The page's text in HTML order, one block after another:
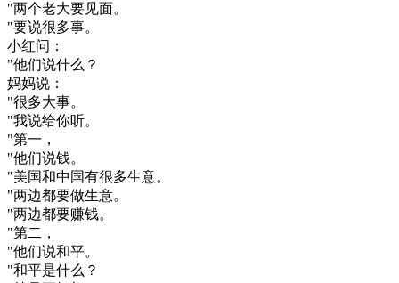
"两个老大要见面。
"要说很多事。
小红问 ：
"他们说什么 ？
妈妈说 ：
"很多大事。
"我说给你听。
"第一 ，
"他们说钱。
"美国和中国有很多生意。
"两边都要做生意。
"两边都要赚钱。
"第二 ，
"他们说和平。
"和平是什么 ？